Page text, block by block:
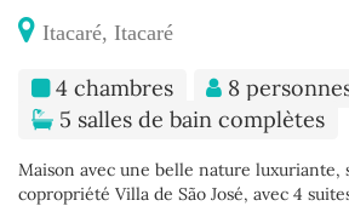
Itacaré, Itacaré
4 chambres 8
5 salles de bain complètes
Maison avec une belle nature luxuriante,
copropriété Villa de São José, avec 4